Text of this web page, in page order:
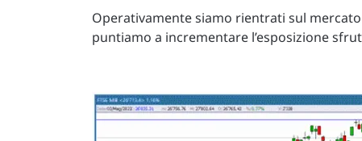
Operativamente siamo rientrati sul
puntiamo a incrementare l’esposizione